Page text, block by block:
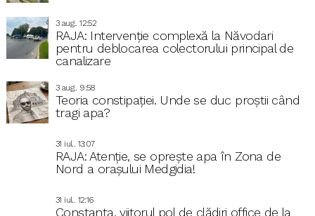
3 aug.. 12:52
RAJA: Intervenție complexă la Năvodari
pentru deblocarea colectorului principal de
canalizare
3 aug.. 9:58
Teoria constipației. Unde se duc proștii când
tragi apa?
31 iul.. 13:07
RAJA: Atenție, se oprește apa în Zona de
Nord a orașului Medgidia!
31 iul.. 12:16
Constanța, viitorul pol de clădiri office de la